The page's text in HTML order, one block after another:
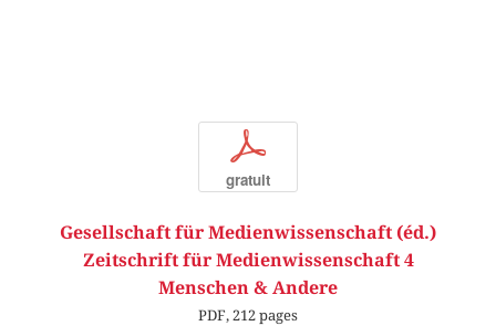
p
gratuit
Gesellschaft für Medienwissenschaft (éd.)
Zeitschrift für Medienwissenschaft 4
Menschen & Andere
PDF, 212 pages